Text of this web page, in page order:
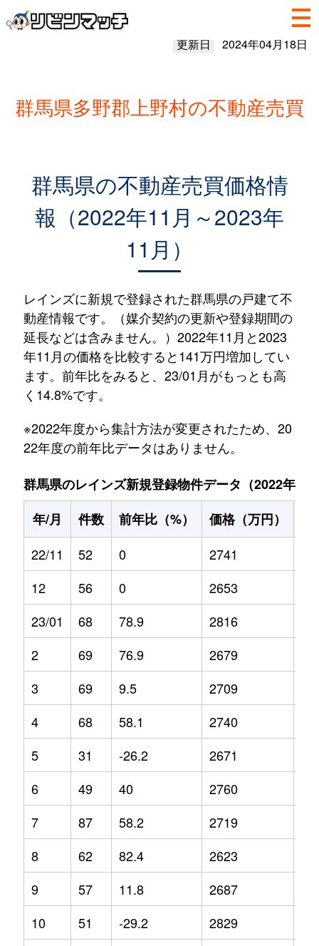
更新日 2024年04月18日
群馬県多野郡上野村の不動産売買
群馬県の不動産売買価格情
報（2022年11月～2023年
11月）
レインズに新規で登録された群馬県の戸建て不
動産情報です。（媒介契約の更新や登録期間の
延長などは含みません。）2022年11月と2023
年11月の価格を比較すると141万円増加してい
ます。前年比をみると、23/01月がもっとも高
く14.8%です。
※2022年度から集計方法が変更されたため、20
22年度の前年比データはありません。
群馬県のレインズ新規登録物件データ（2022年11
年/月
件数 前年比（%） 価格（万円）
22/11
52 0 2741
12
56 0 2653
23/01
68 78.9 2816
2
69 76.9 2679
3
69 9.5 2709
4
68 58.1 2740
5
31 -26.2 2671
6
49 40 2760
7
87 58.2 2719
8
62 82.4 2623
9
57 11.8 2687
10
51 -29.2 2829